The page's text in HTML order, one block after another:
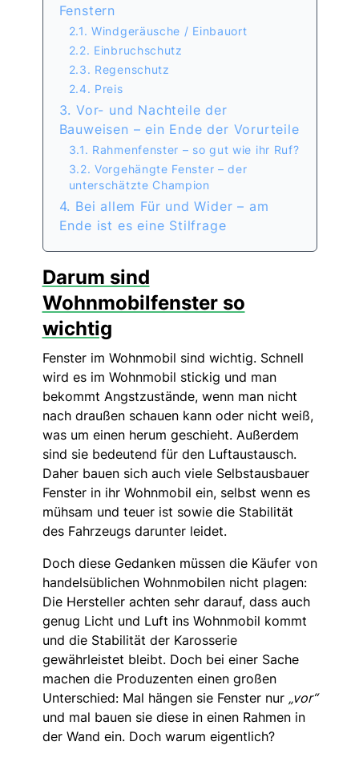
Fenstern
2.1. Windgeräusche / Einbauort
2.2. Einbruchschutz
2.3. Regenschutz
2.4. Preis
3. Vor- und Nachteile der
Bauweisen – ein Ende der Vorurteile
3.1. Rahmenfenster – so gut wie ihr Ruf?
3.2. Vorgehängte Fenster – der
unterschätzte Champion
4. Bei allem Für und Wider – am
Ende ist es eine Stilfrage
Darum sind
Wohnmobilfenster so
wichtig
Fenster im Wohnmobil sind wichtig. Schnell
wird es im Wohnmobil stickig und man
bekommt Angstzustände, wenn man nicht
nach draußen schauen kann oder nicht weiß,
was um einen herum geschieht. Außerdem
sind sie bedeutend für den Luftaustausch.
Daher bauen sich auch viele Selbstausbauer
Fenster in ihr Wohnmobil ein, selbst wenn es
mühsam und teuer ist sowie die Stabilität
des Fahrzeugs darunter leidet.
Doch diese Gedanken müssen die Käufer von
handelsüblichen Wohnmobilen nicht plagen:
Die Hersteller achten sehr darauf, dass auch
genug Licht und Luft ins Wohnmobil kommt
und die Stabilität der Karosserie
gewährleistet bleibt. Doch bei einer Sache
machen die Produzenten einen großen
Unterschied: Mal hängen sie Fenster nur „vor“
und mal bauen sie diese in einen Rahmen in
der Wand ein. Doch warum eigentlich?